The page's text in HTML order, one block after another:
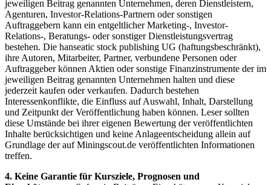
jeweiligen Beitrag genannten Unternehmen, deren Dienstleistern,
Agenturen, Investor-Relations-Partnern oder sonstigen
Auftraggebern kann ein entgeltlicher Marketing-, Investor-
Relations-, Beratungs- oder sonstiger Dienstleistungsvertrag
bestehen. Die hanseatic stock publishing UG (haftungsbeschränkt),
ihre Autoren, Mitarbeiter, Partner, verbundene Personen oder
Auftraggeber können Aktien oder sonstige Finanzinstrumente der im
jeweiligen Beitrag genannten Unternehmen halten und diese
jederzeit kaufen oder verkaufen. Dadurch bestehen
Interessenkonflikte, die Einfluss auf Auswahl, Inhalt, Darstellung
und Zeitpunkt der Veröffentlichung haben können. Leser sollten
diese Umstände bei ihrer eigenen Bewertung der veröffentlichten
Inhalte berücksichtigen und keine Anlageentscheidung allein auf
Grundlage der auf Miningscout.de veröffentlichten Informationen
treffen.
4. Keine Garantie für Kursziele, Prognosen und